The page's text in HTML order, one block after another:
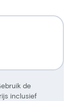
de
inclusief